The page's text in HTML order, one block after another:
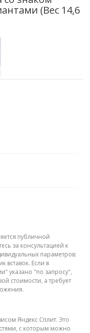
(Вес 14,6
публичной
за консультацией к
параметров:
вставок. Если в
указано "по запросу",
стоимости, а требует
Яндекс Сплит. Это
с которым можно